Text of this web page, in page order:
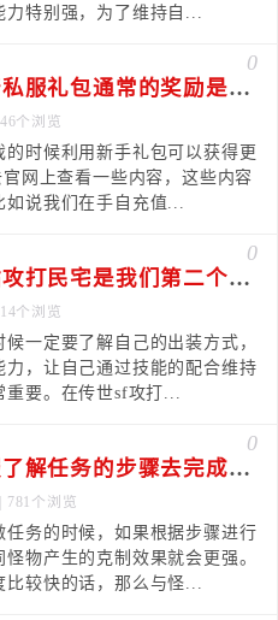
力特别强，为了维持自...
0
新手热血传奇私服礼包通常的奖励是非常丰厚的
个浏览
时候利用新手礼包可以获得更
网上查看一些内容，这些内容
如说我们在手自充值...
0
传奇私服网站攻打民宅是我们第二个优先目标
个浏览
一定要了解自己的出装方式，
，让自己通过技能的配合维持
重要。在传世sf攻打...
0
热血传奇私服了解任务的步骤去完成效果更好
781个浏览
务的时候，如果根据步骤进行
物产生的克制效果就会更强。
比较快的话，那么与怪...